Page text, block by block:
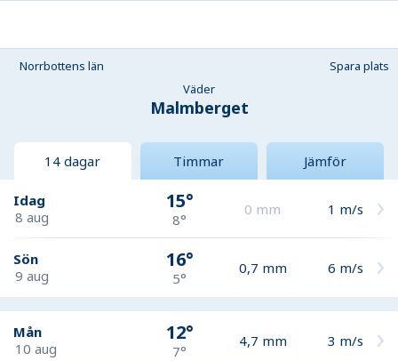
Norrbottens län
Spara plats
Väder
Malmberget
14 dagar Timmar Jämför
Idag
8 aug
15°
8°
0 mm 1 m/s
Sön
9 aug
16°
5°
0,7 mm 6 m/s
Mån
10 aug
12°
7°
4,7 mm 3 m/s